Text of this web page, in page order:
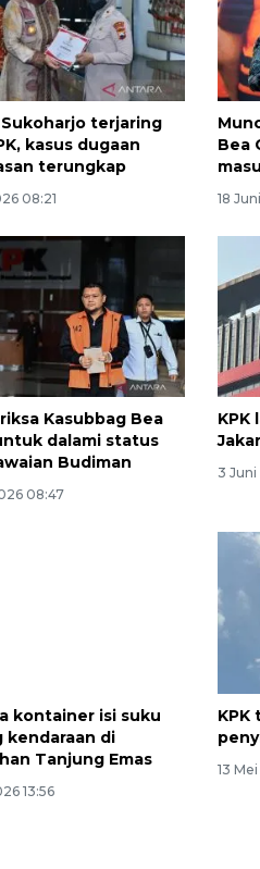
terjaring
kasus dugaan
terungkap
08:21
Bea
18
Kasubbag Bea
dalami status
Budiman
08:47
KPK
3 Juni
kontainer isi suku
kendaraan di
Tanjung Emas
13:56
KPK
13
Vaksin
2026-08-06